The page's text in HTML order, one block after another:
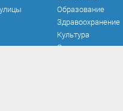
Образование
Здравоохранение
Культура
Спорт